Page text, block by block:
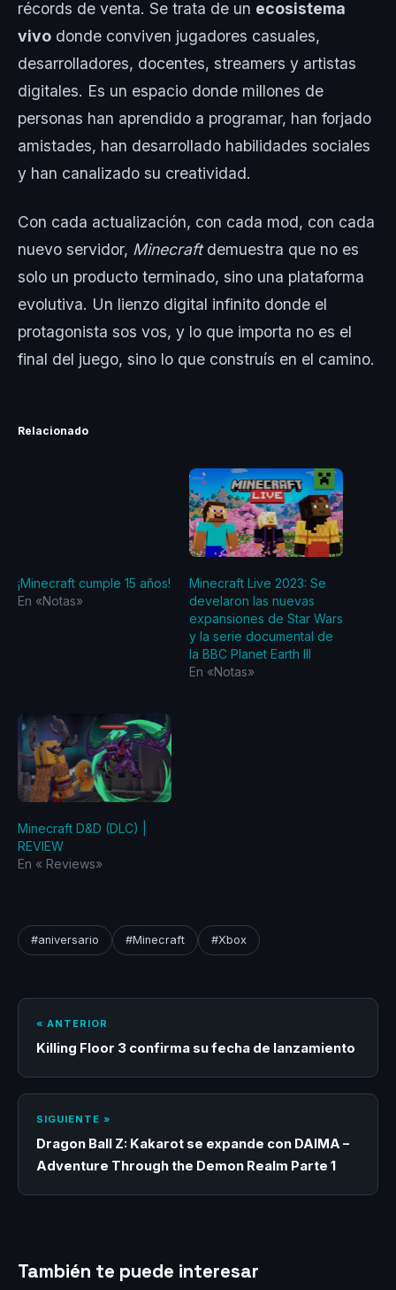
récords de venta. Se trata de un ecosistema
vivo donde conviven jugadores casuales,
desarrolladores, docentes, streamers y artistas
digitales. Es un espacio donde millones de
personas han aprendido a programar, han forjado
amistades, han desarrollado habilidades sociales
y han canalizado su creatividad.
Con cada actualización, con cada mod, con cada
nuevo servidor, Minecraftdemuestra que no es
solo un producto terminado, sino una plataforma
evolutiva. Un lienzo digital infinito donde el
protagonista sos vos, y lo que importa no es el
final del juego, sino lo que construís en el camino.
Relacionado
¡Minecraft cumple 15 años!
En «Notas»
Minecraft Live 2023: Se
develaron las nuevas
expansiones de Star Wars
y la serie documental de
la BBC Planet Earth III
En «Notas»
Minecraft D&D (DLC) |
REVIEW
En «‎ Reviews‎»
#aniversario #Minecraft #Xbox
« ANTERIOR
Killing Floor 3 confirma su fecha de lanzamiento
SIGUIENTE »
Dragon Ball Z: Kakarot se expande con DAIMA –
Adventure Through the Demon Realm Parte 1
También te puede interesar